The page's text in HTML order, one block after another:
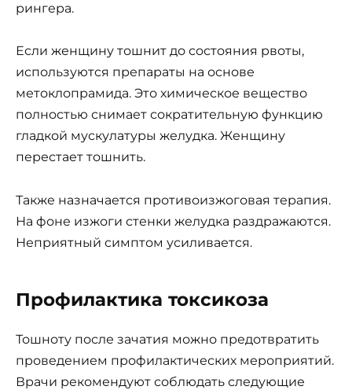
рингера.
Если женщину тошнит до состояния рвоты,
используются препараты на основе
метоклопрамида. Это химическое вещество
полностью снимает сократительную функцию
гладкой мускулатуры желудка. Женщину
перестает тошнить.
Также назначается противоизжоговая терапия.
На фоне изжоги стенки желудка раздражаются.
Неприятный симптом усиливается.
Профилактика токсикоза
Тошноту после зачатия можно предотвратить
проведением профилактических мероприятий.
Врачи рекомендуют соблюдать следующие